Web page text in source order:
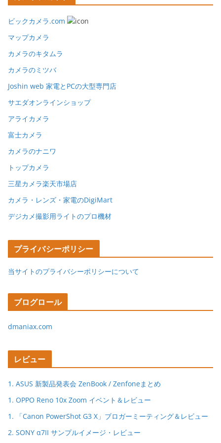
ビックカメラ.com
マップカメラ
カメラのキタムラ
カメラのミツバ
Joshin web 家電とPCの大型専門店
サエダオンラインショップ
アライカメラ
富士カメラ
カメラのナニワ
トップカメラ
三星カメラ楽天市場店
カメラ・レンズ・家電のDigiMart
デジカメ撮影用ライトのプロ機材
プライバシーポリシー
当サイトのプライバシーポリシーについて
ブログロール
dmaniax.com
レビュー
1. ASUS 新製品発表会 ZenBook / Zenfoneまとめ
1. OPPO Reno 10x Zoom イベント＆レビュー
1. 「Canon PowerShot G3 X」ブロガーミーティング＆レビュー
2. SONY α7II サンプルイメージ・レビュー